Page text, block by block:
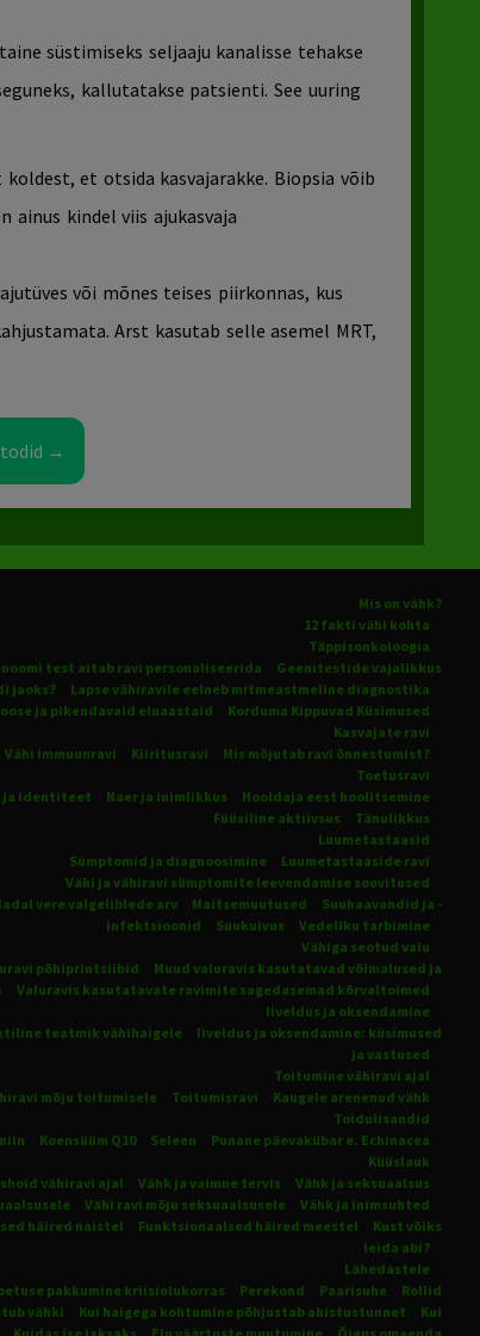
süstimiseks seljaaju kanalisse tehakse
kallutatakse patsienti. See uuring
et otsida kasvajarakke. Biopsia võib
ainus kindel viis ajukasvaja
või mõnes teises piirkonnas, kus
Arst kasutab selle asemel MRT,
→
Mis on vähk?
12 fakti vähi kohta
Täppisonkoloogia
test aitab ravi personaliseerida
Geenitestide vajalikkus
jaoks?
Lapse vähiravile eelneb mitmeastmeline diagnostika
ja pikendavaid eluaastaid
Korduma Kippuvad Küsimused
Kasvajate ravi
Vähi immuunravi Kiiritusravi
Mis mõjutab ravi õnnestumist?
Toetusravi
ja identiteet Naer ja inimlikkus
Hooldaja eest hoolitsemine
Füüsiline aktiivsus
Tänulikkus
Luumetastaasid
Sümptomid ja diagnoosimine
Luumetastaaside ravi
Vähi ja vähiravi sümptomite leevendamise soovitused
vere valgeliblede arv Maitsemuutused
Suuhaavandid ja -
infektsioonid
Suukuivus
Vedeliku tarbimine
Vähiga seotud valu
põhiprintsiibid
Muud valuravis kasutatavad võimalused ja
Valuravis kasutatavate ravimite sagedasemad kõrvaltoimed
Iiveldus ja oksendamine
teatmik vähihaigele Iiveldus ja oksendamine: küsimused
ja vastused
Toitumine vähiravi ajal
mõju toitumisele Toitumisravi
Kaugele arenenud vähk
Toidulisandid
Koensüüm Q10 Seleen
Punane päevakübar e. Echinacea
Küüslauk
vähiravi ajal
Vähk ja vaimne tervis
Vähk ja seksuaalsus
Vähi ravi mõju seksuaalsusele
Vähk ja inimsuhted
häired naistel Funktsionaalsed häired meestel
Kust võiks
leida abi?
Lähedastele
pakkumine kriisiolukorras Perekond Paarisuhe
Rollid
vähki Kui haigega kohtumine põhjustab ahistustunnet
Kui